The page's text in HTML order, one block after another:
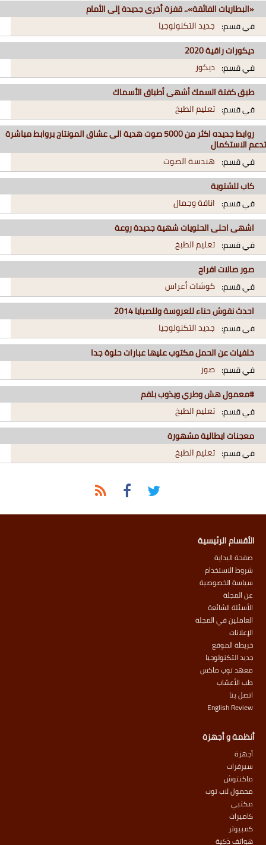
«البطاريات الفائقة».. قفزة أخرى جديدة إلى الأمام
في قسم: جديد التكنولوجيا
ديكورات راقية 2020
في قسم: ديكور
طبق كفتة السمك أشهى أطباق الأسماك
في قسم: تعليم الطبخ
روابط جديده اكثر من 5000 صوت هدية الى عشاق المونتاج بروابط مباشرة
تدعم الاستكمال
في قسم: هندسة الصوت
كاب للشتوية
في قسم: اناقة وجمال
اشهى احلى الحلويات شهية جديدة روعة
في قسم: تعليم الطبخ
صور صالات افراح
في قسم: كوشات أعراس
احدث نقوش حناء للعروسة وللصبايا 2014
في قسم: جديد التكنولوجيا
خلفيات عن الحمل مكتوب عليها عبارات حلوة جدا
في قسم: صور
#معمول هش وطري ويذوب بلفم
في قسم: تعليم الطبخ
معجنات ايطالية مشهورة
في قسم: تعليم الطبخ
الأقسام الرئيسية
صفحة البداية
شروط الاستخدام
سياسة الخصوصية
عن المجلة
الأسئلة الشائعة
العاملين في المجلة
الإعلانات
خريطة الموقع
جديد التكنولوجيا
معهد توب ماكس
طب الأعشاب
اتصل بنا
English Review
أنظمة و أجهزة
أجهزة
سيرفرات
ماكنتوش
محمول لاب توب
مكتبي
كاميرات
كمبيوتر
هواتف ذكية